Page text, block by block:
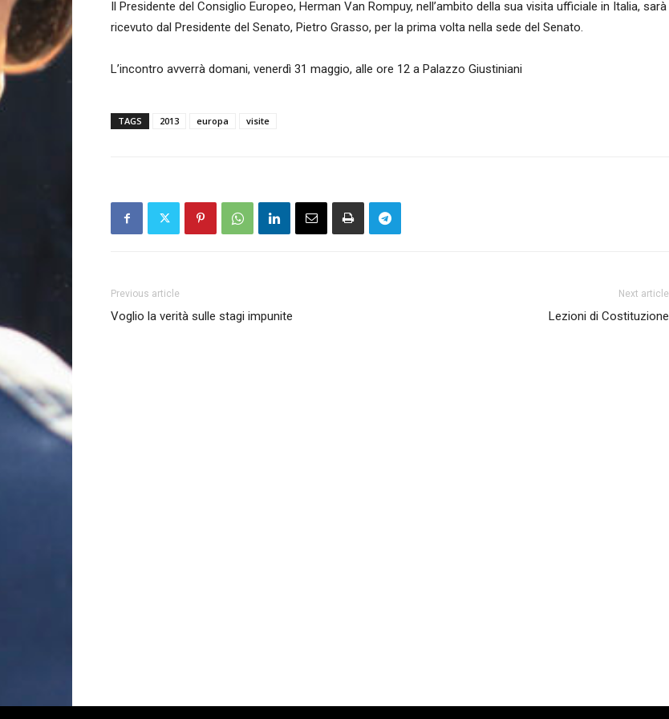
Il Presidente del Consiglio Europeo, Herman Van Rompuy, nell’ambito della sua visita ufficiale in Italia, sarà
ricevuto dal Presidente del Senato, Pietro Grasso, per la prima volta nella sede del Senato.
L’incontro avverrà domani, venerdì 31 maggio, alle ore 12 a Palazzo Giustiniani
TAGS 2013 europa visite
Previous article
Voglio la verità sulle stagi impunite
Next article
Lezioni di Costituzione